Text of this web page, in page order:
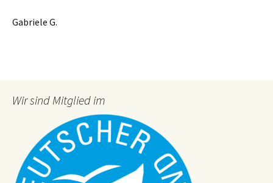
Gabriele G.
Wir sind Mitglied im